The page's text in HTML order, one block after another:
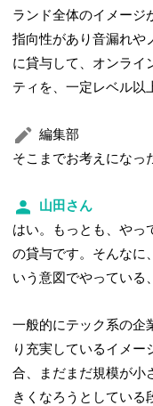
ランド全体のイメージ
指向性があり音漏れや
に貸与して、オンライ
ティを、一定レベル以
編集部
そこまでお考えになっ
山田さん
はい。もっとも、やっ
の貸与です。そんなに
いう意図でやっている
一般的にテック系の企
り充実しているイメー
合、まだまだ規模が小
きくなろうとしている